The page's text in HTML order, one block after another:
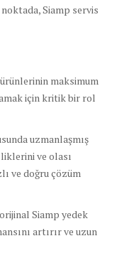
Siamp servis
maksimum
için kritik bir rol
uzmanlaşmış
ve olası
ve doğru çözüm
Siamp yedek
artırır ve uzun